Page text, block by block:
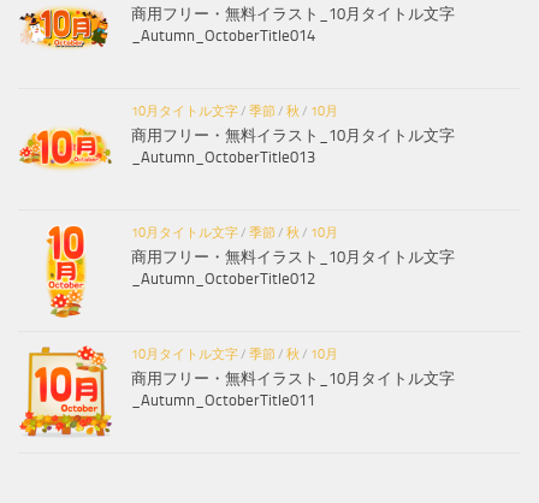
商用フリー・無料イラスト_10月タイトル文字
_Autumn_OctoberTitle014
10月タイトル文字/ 季節/ 秋 / 10月
商用フリー・無料イラスト_10月タイトル文字
_Autumn_OctoberTitle013
10月タイトル文字/ 季節/ 秋 / 10月
商用フリー・無料イラスト_10月タイトル文字
_Autumn_OctoberTitle012
10月タイトル文字/ 季節/ 秋 / 10月
商用フリー・無料イラスト_10月タイトル文字
_Autumn_OctoberTitle011